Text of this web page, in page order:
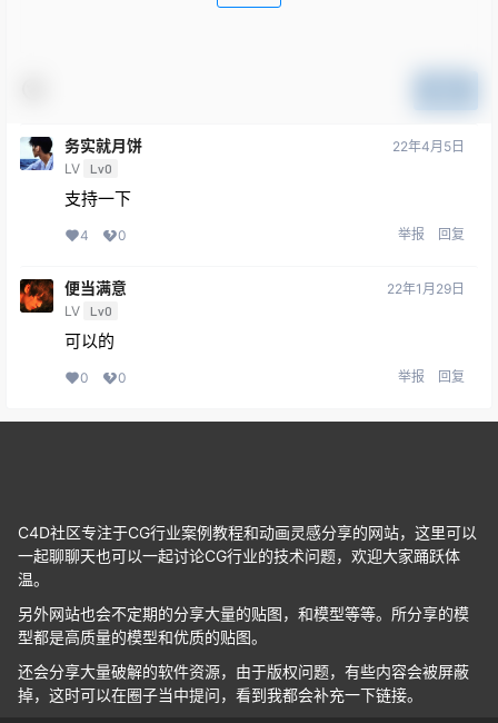
务实就月饼
LV Lv0
22年4月5日
支持一下
4 0 举报 回复
便当满意
LV Lv0
22年1月29日
可以的
0 0 举报 回复
C4D社区专注于CG行业案例教程和动画灵感分享的网站，这里可以
一起聊聊天也可以一起讨论CG行业的技术问题，欢迎大家踊跃体
温。
另外网站也会不定期的分享大量的贴图，和模型等等。所分享的模
型都是高质量的模型和优质的贴图。
还会分享大量破解的软件资源，由于版权问题，有些内容会被屏蔽
掉，这时可以在圈子当中提问，看到我都会补充一下链接。